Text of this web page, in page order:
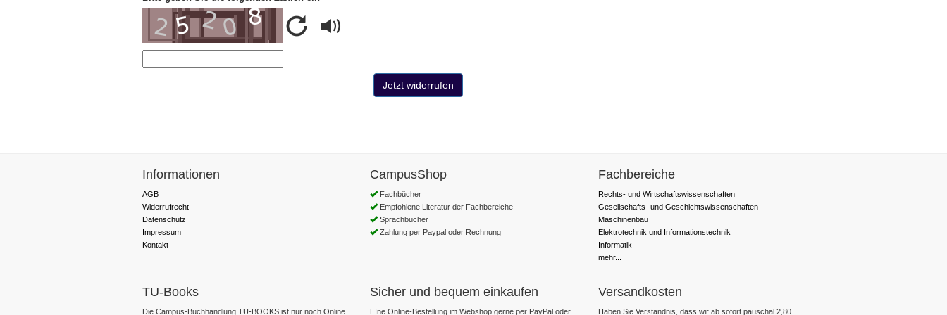
Informationen
AGB
Widerrufrecht
Datenschutz
Impressum
Kontakt
CampusShop
Fachbücher
Empfohlene Literatur der Fachbereiche
Sprachbücher
Zahlung per Paypal oder Rechnung
Fachbereiche
Rechts- und Wirtschaftswissenschaften
Gesellschafts- und Geschichtswissenschaften
Maschinenbau
Elektrotechnik und Informationstechnik
Informatik
mehr...
TU-Books
Die Campus-Buchhandlung TU-BOOKS ist nur noch Online
Sicher und bequem einkaufen
EIne Online-Bestellung im Webshop gerne per PayPal oder
Versandkosten
Haben Sie Verständnis, dass wir ab sofort pauschal 2,80